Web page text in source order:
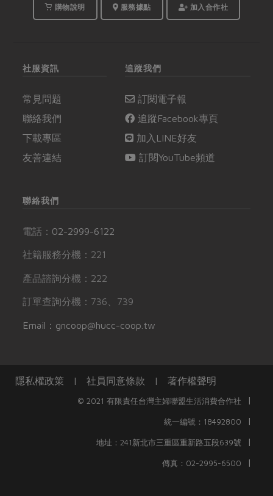
購物說明 服務據點 加入合作社
社服資訊
常見問題
聯絡我們
下載專區
友善連結
追蹤我們
訂閱電子報
追蹤Facebook專頁
加入LINE好友
訂閱YouTube頻道
聯絡我們
電話： 02-2999-6122
社籍服務分機：221
產品諮詢分機：222
訂單查詢分機：736、739
Email：gncoop@hucc-coop.tw
隱私權政策 | 社員同意條款 | 著作權聲明
© 2021 有限責任台灣主婦聯盟生活消費合作社 |
統一編號：18492800 |
地址：241新北市三重區重新路五段639號 |
傳真：02-2995-6500 |